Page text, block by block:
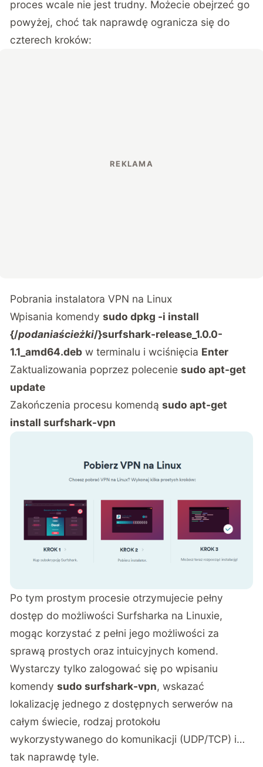
proces wcale nie jest trudny. Możecie obejrzeć go
powyżej, choć tak naprawdę ogranicza się do
czterech kroków:
Pobrania instalatora VPN na Linux
Wpisania komendysudo dpkg -i install
{/podaniaścieżki/}surfshark-release_1.0.0-
1.1_amd64.deb w terminalu i wciśnięcia Enter
Zaktualizowania poprzez poleceniesudo apt-get
update
Zakończenia procesu komendąsudo apt-get
install surfshark-vpn
Po tym prostym procesie otrzymujecie pełny
dostęp do możliwości Surfsharka na Linuxie,
mogąc korzystać z pełni jego możliwości za
sprawą prostych oraz intuicyjnych komend.
Wystarczy tylko zalogować się po wpisaniu
komendysudo surfshark-vpn, wskazać
lokalizację jednego z dostępnych serwerów na
całym świecie, rodzaj protokołu
wykorzystywanego do komunikacji (UDP/TCP) i…
tak naprawdę tyle.